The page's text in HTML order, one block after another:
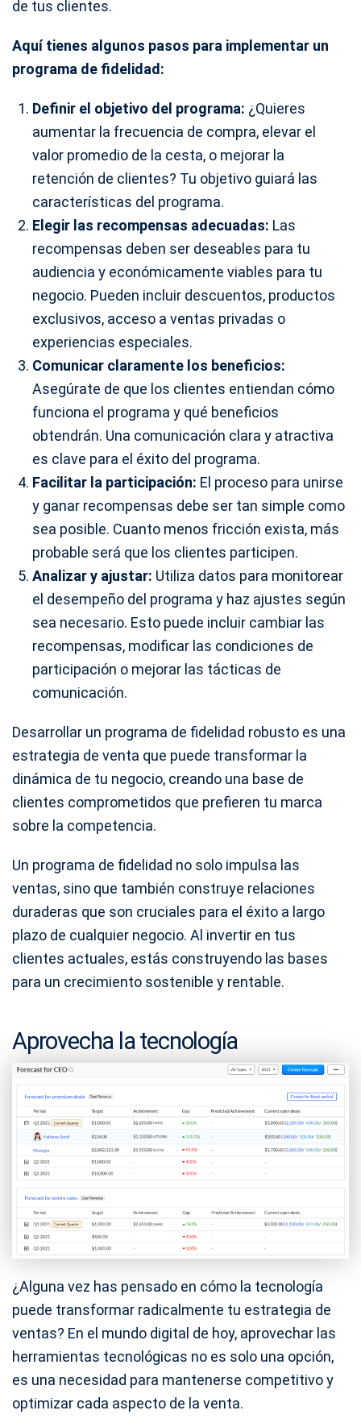
de tus clientes.
Aquí tienes algunos pasos para implementar un
programa de fidelidad:
Definir el objetivo del programa: ¿Quieres
aumentar la frecuencia de compra, elevar el
valor promedio de la cesta, o mejorar la
retención de clientes? Tu objetivo guiará las
características del programa.
Elegir las recompensas adecuadas: Las
recompensas deben ser deseables para tu
audiencia y económicamente viables para tu
negocio. Pueden incluir descuentos, productos
exclusivos, acceso a ventas privadas o
experiencias especiales.
Comunicar claramente los beneficios:
Asegúrate de que los clientes entiendan cómo
funciona el programa y qué beneficios
obtendrán. Una comunicación clara y atractiva
es clave para el éxito del programa.
Facilitar la participación: El proceso para unirse
y ganar recompensas debe ser tan simple como
sea posible. Cuanto menos fricción exista, más
probable será que los clientes participen.
Analizar y ajustar: Utiliza datos para monitorear
el desempeño del programa y haz ajustes según
sea necesario. Esto puede incluir cambiar las
recompensas, modificar las condiciones de
participación o mejorar las tácticas de
comunicación.
Desarrollar un programa de fidelidad robusto es una
estrategia de venta que puede transformar la
dinámica de tu negocio, creando una base de
clientes comprometidos que prefieren tu marca
sobre la competencia.
Un programa de fidelidad no solo impulsa las
ventas, sino que también construye relaciones
duraderas que son cruciales para el éxito a largo
plazo de cualquier negocio. Al invertir en tus
clientes actuales, estás construyendo las bases
para un crecimiento sostenible y rentable.
Aprovecha la tecnología
¿Alguna vez has pensado en cómo la tecnología
puede transformar radicalmente tu estrategia de
ventas? En el mundo digital de hoy, aprovechar las
herramientas tecnológicas no es solo una opción,
es una necesidad para mantenerse competitivo y
optimizar cada aspecto de la venta.